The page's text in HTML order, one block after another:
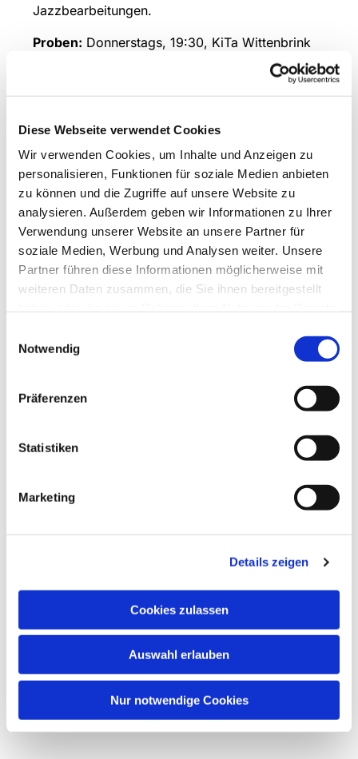
Diese Webseite verwendet Cookies
Wir verwenden Cookies, um Inhalte und Anzeigen zu
personalisieren, Funktionen für soziale Medien anbieten
zu können und die Zugriffe auf unsere Website zu
analysieren. Außerdem geben wir Informationen zu Ihrer
Verwendung unserer Website an unsere Partner für
soziale Medien, Werbung und Analysen weiter. Unsere
Partner führen diese Informationen möglicherweise mit
weiteren Daten zusammen, die Sie ihnen bereitgestellt
Notwendig
Präferenzen
Statistiken
Marketing
Details zeigen
Cookies zulassen
Auswahl erlauben
Nur notwendige Cookies
Jazzbearbeitungen.
Proben: Donnerstags, 19:30, KiTa Wittenbrink
Stephan
Hillnhütter, Tel.:01791312864